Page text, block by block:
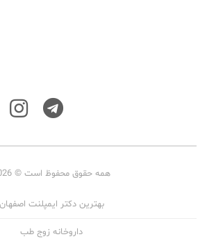
همه حقوق محفوظ است © 2026
بهترین دکتر ایمپلنت اصفهان
داروخانه زوج طب